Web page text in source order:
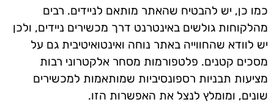
כמו כן, יש להבטיח שהאתר מותאם לניידים. רבים
מהלקוחות גולשים באינטרנט דרך מכשירים ניידים, ולכן
יש לוודא שהחווייה באתר נוחה ואינטואיטיבית גם על
מסכים קטנים. פלטפורמות מסחר אלקטרוני רבות
מציעות תבניות רספונסיביות שמותאמות למכשירים
שונים, ומומלץ לנצל את האפשרות הזו.